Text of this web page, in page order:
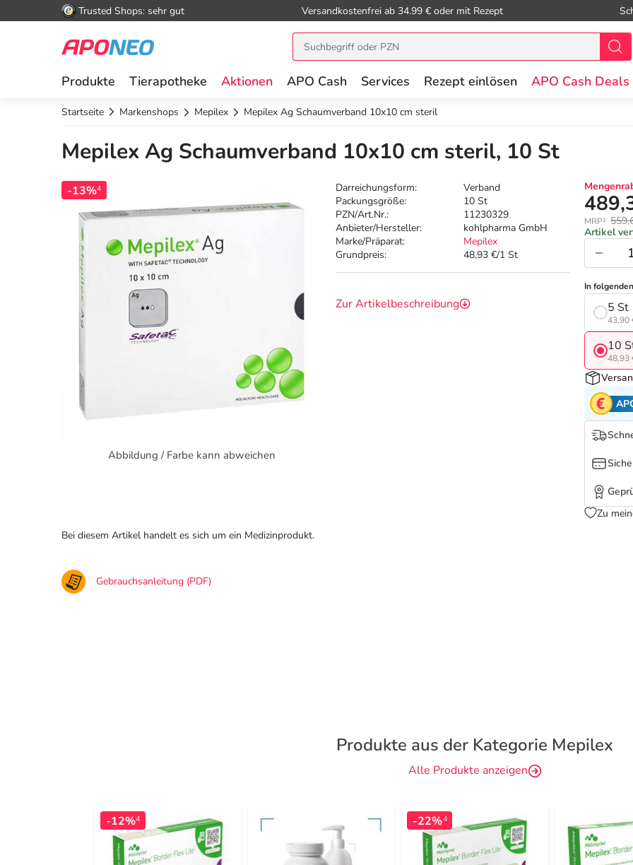
Trusted Shops: sehr gut Versandkostenfrei ab 34.99 € oder mit Rezept
Produkte Tierapotheke Aktionen APO Cash Services Rezept einlösen APO Cash Deals
Startseite Markenshops Mepilex Mepilex Ag Schaumverband 10x10 cm steril
Mepilex Ag Schaumverband 10x10 cm steril, 10 St
-13%4
Abbildung / Farbe kann abweichen
Darreichungsform:
Verband
Packungsgröße:
10 St
PZN/Art.Nr.:
11230329
Anbieter/Hersteller:
kohlpharma GmbH
Marke/Präparat:
Mepilex
Grundpreis:
48,93 €/1 St
Zur Artikelbeschreibung
MRP²
Artikel
In
5 St
43,90
10
48,93
Zu
Bei diesem Artikel handelt es sich um ein Medizinprodukt.
Gebrauchsanleitung (PDF)
Produkte aus der Kategorie Mepilex
Alle Produkte anzeigen
-12%4 -22%4